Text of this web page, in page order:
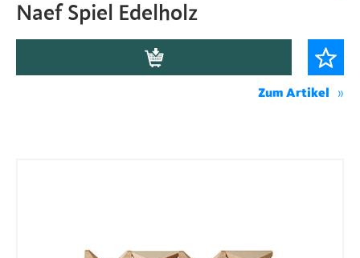
Naef Spiel Edelholz
Zum Artikel